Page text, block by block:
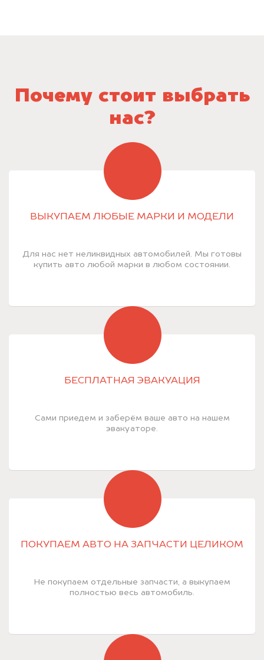
Почему стоит выбрать
нас?
ВЫКУПАЕМ ЛЮБЫЕ МАРКИ И МОДЕЛИ
Для нас нет неликвидных автомобилей. Мы готовы
купить авто любой марки в любом состоянии.
БЕСПЛАТНАЯ ЭВАКУАЦИЯ
Сами приедем и заберём ваше авто на нашем
эвакуаторе.
ПОКУПАЕМ АВТО НА ЗАПЧАСТИ ЦЕЛИКОМ
Не покупаем отдельные запчасти, а выкупаем
полностью весь автомобиль.